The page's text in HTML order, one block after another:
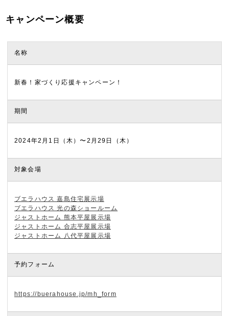
キャンペーン概要
名称
新春！家づくり応援キャンペーン！
期間
2024年2月1日（木）〜2月29日（木）
対象会場
ブエラハウス 嘉島住宅展示場
ブエラハウス 光の森ショールーム
ジャストホーム 熊本平屋展示場
ジャストホーム 合志平屋展示場
ジャストホーム 八代平屋展示場
予約フォーム
https://buerahouse.jp/mh_form